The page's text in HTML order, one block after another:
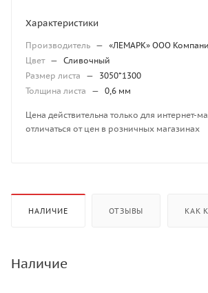
Характеристики
Производитель — «ЛЕМАРК» ООО
Цвет — Сливочный
Размер листа
—
3050*1300
Толщина листа
— 0,6 мм
Цена действительна только для интернет-
отличаться от цен в розничных магазинах
НАЛИЧИЕ ОТЗЫВЫ КАК
Наличие